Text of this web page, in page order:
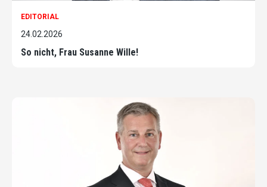
EDITORIAL
24.02.2026
So nicht, Frau Susanne Wille!